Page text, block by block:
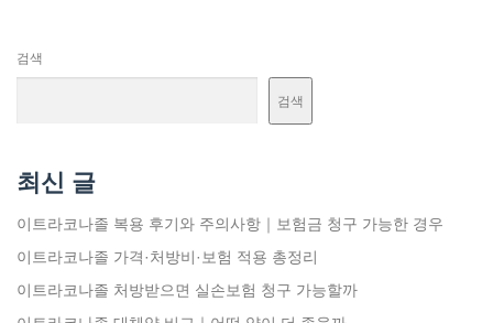
검색
검색
최신 글
이트라코나졸 복용 후기와 주의사항｜보험금 청구 가능한 경우
이트라코나졸 가격·처방비·보험 적용 총정리
이트라코나졸 처방받으면 실손보험 청구 가능할까